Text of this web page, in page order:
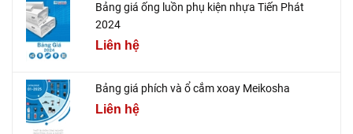
Bảng giá ống luồn phụ kiện nhựa Tiến Phát
2024
Liên hệ
Bảng giá phích và ổ cắm xoay Meikosha
Liên hệ